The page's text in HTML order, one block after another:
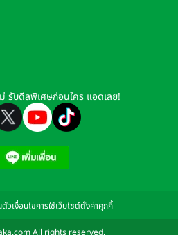
รับดีลพิเศษก่อนใคร แอดเลย!
ตัวเงื่อนไขการใช้เว็บไซต์ตั้งค่าคุกกี้
All rights reserved.